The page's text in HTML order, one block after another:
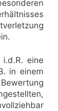
eine
in einem